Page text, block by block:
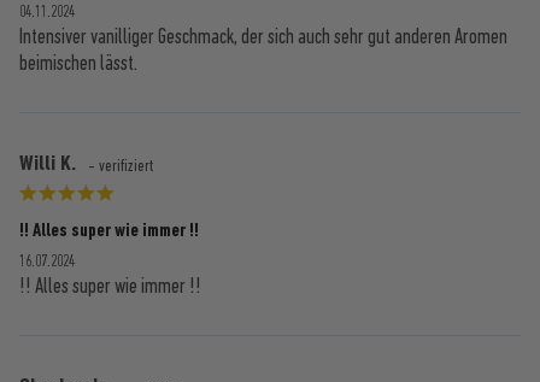
04.11.2024
Intensiver vanilliger Geschmack, der sich auch sehr gut anderen Aromen
beimischen lässt.
Willi K. - verifiziert
!! Alles super wie immer !!
16.07.2024
!! Alles super wie immer !!